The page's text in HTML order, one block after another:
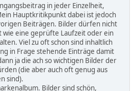
in jeder Einzelheit,
Hauptkritikpunkt dabei ist jedoch
Beiträgen. Bilder dürfen nicht
wie eine geprüfte Laufzeit oder ein
Viel zu oft schon sind inhaltlich
in Frage stehende Einträge damit
ja die ach so wichtigen Bilder der
(die aber auch oft genug aus
sind).
Bilder sind schön,